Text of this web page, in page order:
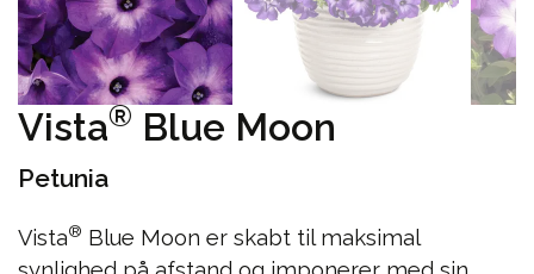
Vista® Blue Moon
Petunia
Vista® Blue Moon er skabt til maksimal